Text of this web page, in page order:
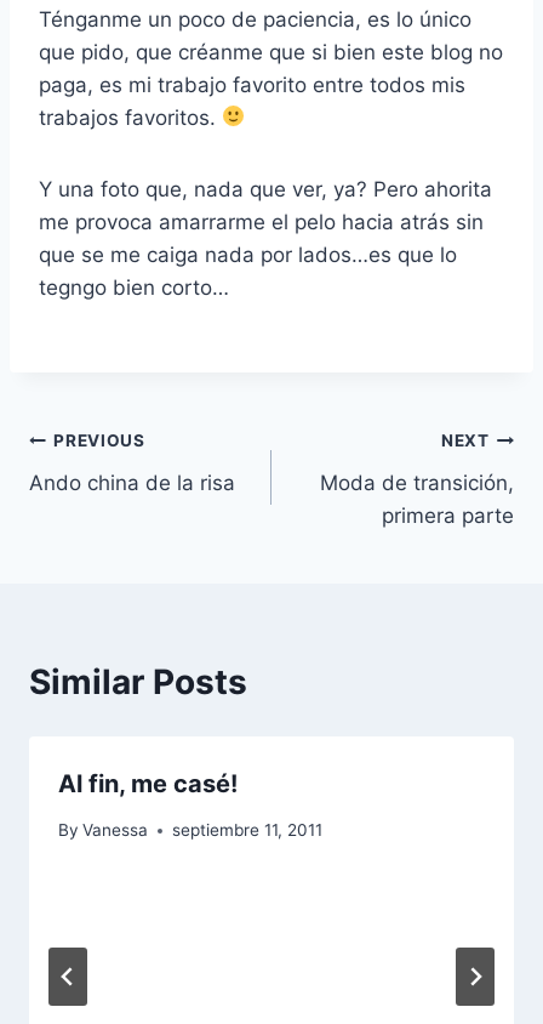
Ténganme un poco de paciencia, es lo único
que pido, que créanme que si bien este blog no
paga, es mi trabajo favorito entre todos mis
trabajos favoritos.
Y una foto que, nada que ver, ya? Pero ahorita
me provoca amarrarme el pelo hacia atrás sin
que se me caiga nada por lados…es que lo
tegngo bien corto…
Navegación
de
PREVIOUS
Ando china de la risa
NEXT
Moda de transición,
primera parte
Similar Posts
Al fin, me casé!
By Vanessa septiembre 11, 2011